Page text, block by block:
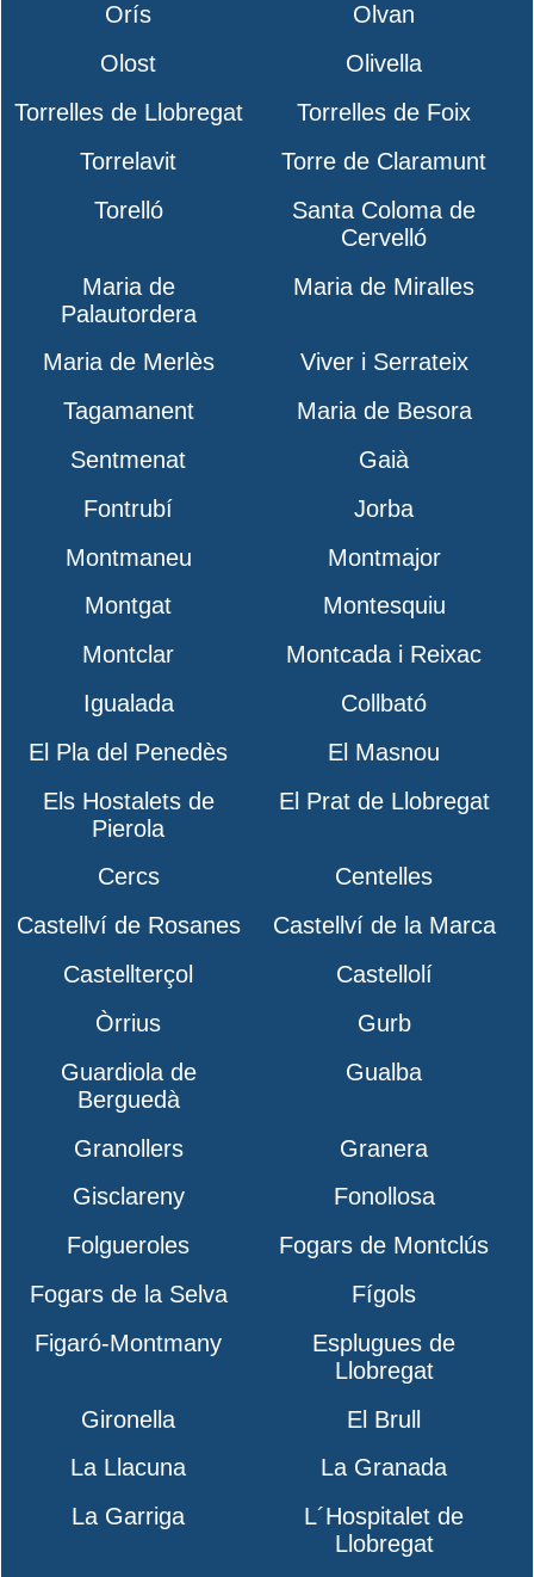
Orís
Olvan
Olost
Olivella
Torrelles de Llobregat
Torrelles de Foix
Torrelavit
Torre de Claramunt
Torelló
Santa Coloma de
Cervelló
Maria de
Palautordera
Maria de Miralles
Maria de Merlès
Viver i Serrateix
Tagamanent
Maria de Besora
Sentmenat
Gaià
Fontrubí
Jorba
Montmaneu
Montmajor
Montgat
Montesquiu
Montclar
Montcada i Reixac
Igualada
Collbató
El Pla del Penedès
El Masnou
Els Hostalets de
Pierola
El Prat de Llobregat
Cercs
Centelles
Castellví de Rosanes
Castellví de la Marca
Castellterçol
Castellolí
Òrrius
Gurb
Guardiola de
Berguedà
Gualba
Granollers
Granera
Gisclareny
Fonollosa
Folgueroles
Fogars de Montclús
Fogars de la Selva
Fígols
Figaró-Montmany
Esplugues de
Llobregat
Gironella
El Brull
La Llacuna
La Granada
La Garriga
L´Hospitalet de
Llobregat